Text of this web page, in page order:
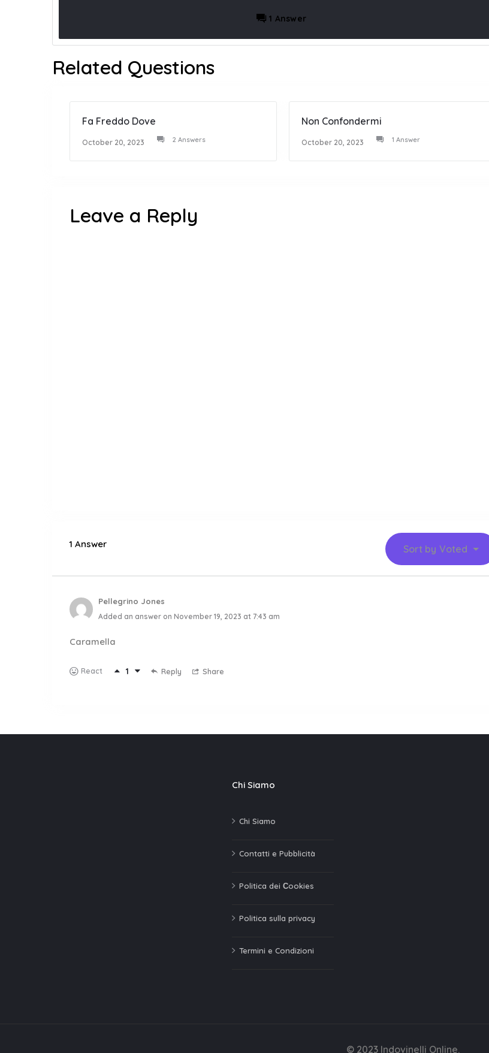
1 Answer
Related Questions
Fa Freddo Dove
October 20, 2023 2 Answers
Non Confondermi
October 20, 2023 1 Answer
Leave a Reply
1 Answer Sort by Voted
Pellegrino Jones
Added an answer on November 19, 2023 at 7:43 am
Caramella
React 1 Reply Share
Chi Siamo
Chi Siamo
Contatti e Pubblicità
Politica dei Сookies
Politica sulla privacy
Termini e Condizioni
© 2023 Indovinelli Online.